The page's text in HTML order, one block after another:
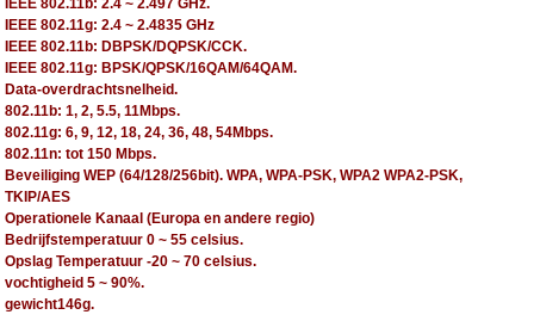
IEEE 802.11b: 2.4 ~ 2.497 GHz.
IEEE 802.11g: 2.4 ~ 2.4835 GHz
IEEE 802.11b: DBPSK/DQPSK/CCK.
IEEE 802.11g: BPSK/QPSK/16QAM/64QAM.
Data-overdrachtsnelheid.
802.11b: 1, 2, 5.5, 11Mbps.
802.11g: 6, 9, 12, 18, 24, 36, 48, 54Mbps.
802.11n: tot 150 Mbps.
Beveiliging WEP (64/128/256bit). WPA, WPA-PSK, WPA2 WPA2-PSK,
TKIP/AES
Operationele Kanaal (Europa en andere regio)
Bedrijfstemperatuur 0 ~ 55 celsius.
Opslag Temperatuur -20 ~ 70 celsius.
vochtigheid 5 ~ 90%.
gewicht146g.